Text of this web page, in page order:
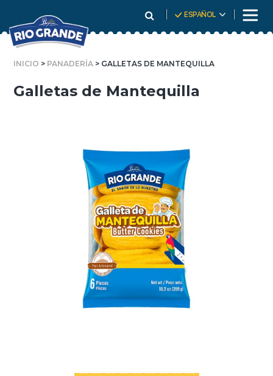
To
Content
ESPAÑOL
INICIO > PANADERÍA > GALLETAS DE MANTEQUILLA
Galletas de Mantequilla